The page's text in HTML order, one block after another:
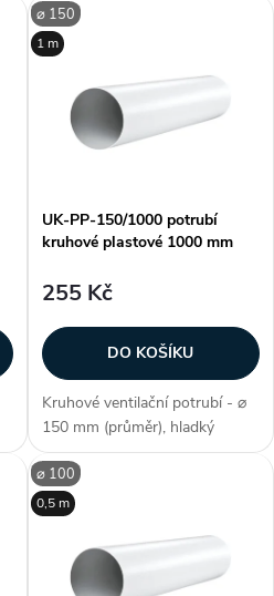
⌀ 150
1 m
UK-PP-150/1000 potrubí
kruhové plastové 1000 mm
255 Kč
DO KOŠÍKU
Kruhové ventilační potrubí - ⌀
150 mm (průměr), hladký
povrch, jednoduchá + rychlá
montáž, délka 1 m, lze zkrátit,
teplotní odolnost 0 °C až +50
WC,...
⌀ 100
0,5 m